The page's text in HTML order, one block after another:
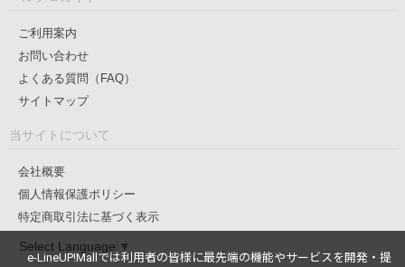
ご利用案内
お問い合わせ
よくある質問（FAQ）
サイトマップ
当サイトについて
会社概要
個人情報保護ポリシー
特定商取引法に基づく表示
Select Language ▼
e-LineUP!Mallでは利用者の皆様に最先端の機能やサービスを開発・提